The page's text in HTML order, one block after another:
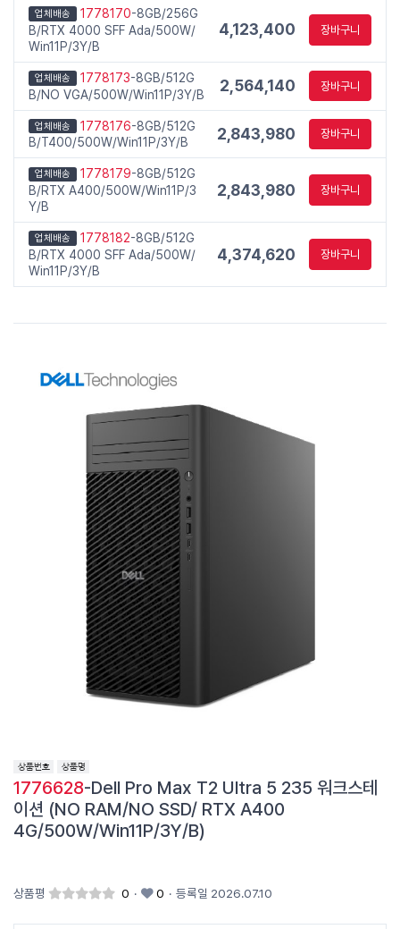
업체배송 1778170-8GB/256G
B/RTX 4000 SFF Ada/500W/
Win11P/3Y/B
4,123,400 장바구니
업체배송 1778173-8GB/512G
B/NO VGA/500W/Win11P/3Y/B
2,564,140 장바구니
업체배송 1778176-8GB/512G
B/T400/500W/Win11P/3Y/B
2,843,980 장바구니
업체배송 1778179-8GB/512G
B/RTX A400/500W/Win11P/3
Y/B
2,843,980 장바구니
업체배송 1778182-8GB/512G
B/RTX 4000 SFF Ada/500W/
Win11P/3Y/B
4,374,620 장바구니
1776628-Dell Pro Max T2 Ultra 5 235 워크스테
이션 (NO RAM/NO SSD/ RTX A400
4G/500W/Win11P/3Y/B)
상품평 0 · 0 · 등록일 2026.07.10